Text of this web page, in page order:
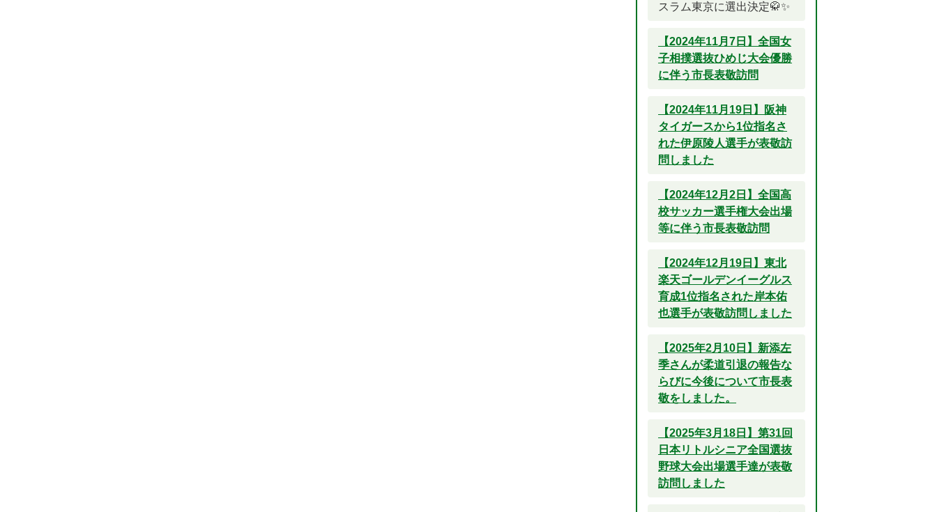
スラム東京に選出決定🥋✨
【2024年11月7日】全国女
子相撲選抜ひめじ大会優勝
に伴う市長表敬訪問
【2024年11月19日】阪神
タイガースから1位指名さ
れた伊原陵人選手が表敬訪
問しました
【2024年12月2日】全国高
校サッカー選手権大会出場
等に伴う市長表敬訪問
【2024年12月19日】東北
楽天ゴールデンイーグルス
育成1位指名された岸本佑
也選手が表敬訪問しました
【2025年2月10日】新添左
季さんが柔道引退の報告な
らびに今後について市長表
敬をしました。
【2025年3月18日】第31回
日本リトルシニア全国選抜
野球大会出場選手達が表敬
訪問しました